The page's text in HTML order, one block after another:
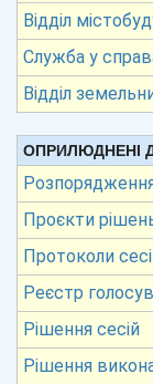
Відділ
Служба у
Відділ
ОПРИЛЮДНЕНІ
Проєкти
Протоколи
Реєстр
Рішення сесій
Рішення